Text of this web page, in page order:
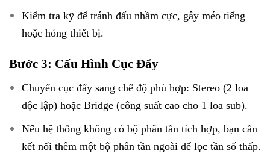
Kiểm tra kỹ để tránh đấu nhầm cực, gây méo tiếng
hoặc hỏng thiết bị.
Bước 3: Cấu Hình Cục Đẩy
Chuyển cục đẩy sang chế độ phù hợp: Stereo (2 loa
độc lập) hoặc Bridge (công suất cao cho 1 loa sub).
Nếu hệ thống không có bộ phân tần tích hợp, bạn cần
kết nối thêm một bộ phân tần ngoài để lọc tần số thấp.